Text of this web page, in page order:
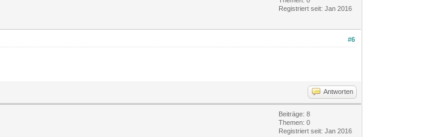
Registriert seit: Jan 2016
#6
Antworten
Beiträge: 8
Themen: 0
Registriert seit: Jan 2016